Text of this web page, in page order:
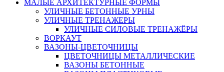
МАЛЫЕ АРХИТЕКТУРНЫЕ ФОРМЫ
УЛИЧНЫЕ БЕТОННЫЕ УРНЫ
УЛИЧНЫЕ ТРЕНАЖЕРЫ
УЛИЧНЫЕ СИЛОВЫЕ ТРЕНАЖЁРЫ
ВОРКАУТ
ВАЗОНЫ-ЦВЕТОЧНИЦЫ
ЦВЕТОЧНИЦЫ МЕТАЛЛИЧЕСКИЕ
ВАЗОНЫ БЕТОННЫЕ